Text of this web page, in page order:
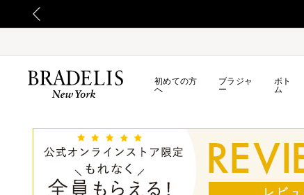
初めての方
へ
ブラジャ
ー
ボト
ム